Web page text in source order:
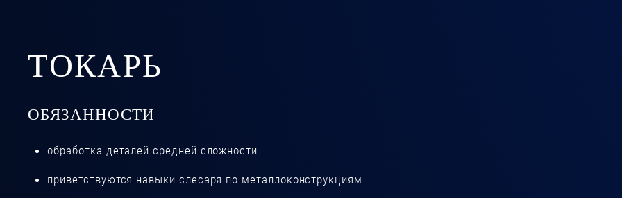
ТОКАРЬ
ОБЯЗАННОСТИ
обработка деталей средней сложности
приветствуются навыки слесаря по металлоконструкциям